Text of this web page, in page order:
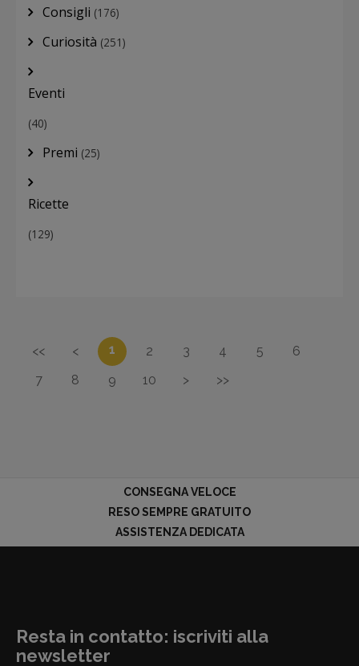
Consigli (176)
Curiosità (251)
Eventi
(40)
Premi (25)
Ricette
(129)
<< < 1 2 3 4 5
6
7
8 9 10 > >>
CONSEGNA VELOCE
RESO SEMPRE GRATUITO
ASSISTENZA DEDICATA
Resta in contatto: iscriviti alla
newsletter